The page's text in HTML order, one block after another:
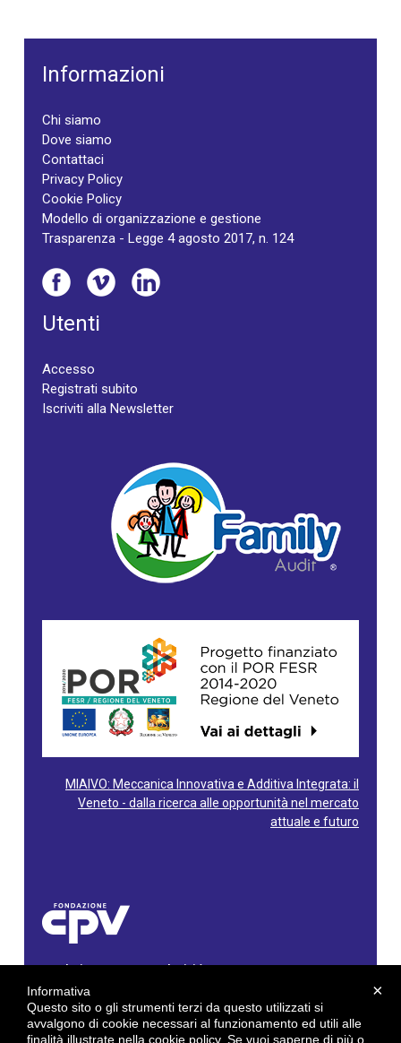
Informazioni
Chi siamo
Dove siamo
Contattaci
Privacy Policy
Cookie Policy
Modello di organizzazione e gestione
Trasparenza - Legge 4 agosto 2017, n. 124
Utenti
Accesso
Registrati subito
Iscriviti alla Newsletter
MIAIVO: Meccanica Innovativa e Additiva Integrata: il
Veneto - dalla ricerca alle opportunità nel mercato
attuale e futuro
Fondazione Centro Produttività Veneto
Via Gioacchino Rossini, 60 - 36100 Vicenza - Italy
Tel. 0444/960500 - Fax 0444/1932220
C.F. e P. IVA: 02429800242
×
Informativa
Questo sito o gli strumenti terzi da questo utilizzati si
avvalgono di cookie necessari al funzionamento ed utili alle
finalità illustrate nella cookie policy. Se vuoi saperne di più o